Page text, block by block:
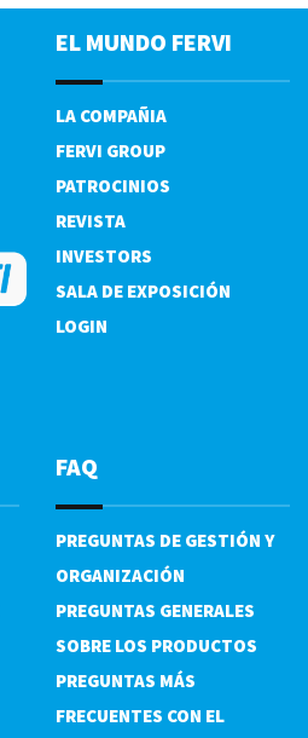
EL MUNDO FERVI
LA COMPAÑIA
FERVI GROUP
PATROCINIOS
REVISTA
INVESTORS
SALA DE EXPOSICIÓN
LOGIN
FAQ
PREGUNTAS DE GESTIÓN Y
ORGANIZACIÓN
PREGUNTAS GENERALES
SOBRE LOS PRODUCTOS
PREGUNTAS MÁS
FRECUENTES CON EL